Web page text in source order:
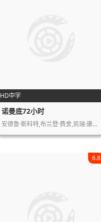
HD中字
诺曼底72小时
安德鲁·斯科特,布兰登·费舍,凯瑞·康…
6.8